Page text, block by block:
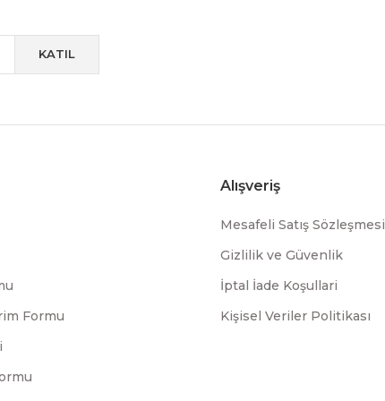
KATIL
Formu
Alışveriş
Mesafeli Satış Sözleşmesi
Gizlilik ve Güvenlik
İptal İade Koşullari
Kişisel Veriler Politikası